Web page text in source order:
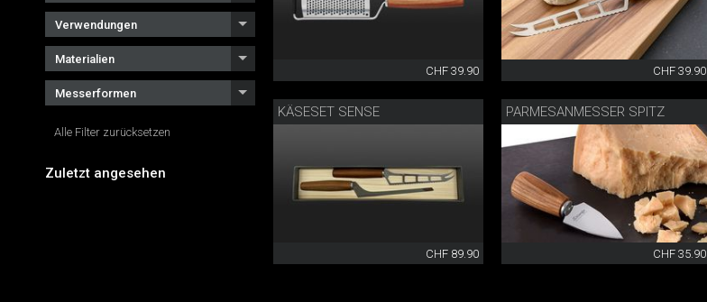
Verwendungen
Materialien
Messerformen
Alle Filter zurücksetzen
Zuletzt angesehen
CHF 39.90 CHF 39.90
KÄSESET SENSE
CHF 89.90
PARMESANMESSER SPITZ
CHF 35.90